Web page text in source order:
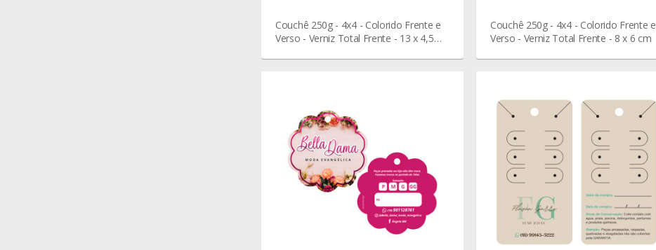
Couchê 250g - 4x4 - Colorido Frente e
Verso - Verniz Total Frente - 13 x 4,5
Couchê 250g - 4x4 - Colorido Frente e
Verso - Verniz Total Frente - 8 x 6 cm